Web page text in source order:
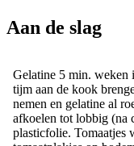
Aan de slag
Gelatine 5 min. weken
tijm aan de kook
nemen en gelatine al
afkoelen tot lobbig (na
plasticfolie. Tomaatjes